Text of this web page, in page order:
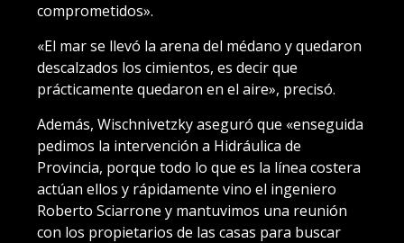
comprometidos».
«El mar se llevó la arena del médano y quedaron
descalzados los cimientos, es decir que
prácticamente quedaron en el aire», precisó.
Además, Wischnivetzky aseguró que «enseguida
pedimos la intervención a Hidráulica de
Provincia, porque todo lo que es la línea costera
actúan ellos y rápidamente vino el ingeniero
Roberto Sciarrone y mantuvimos una reunión
con los propietarios de las casas para buscar